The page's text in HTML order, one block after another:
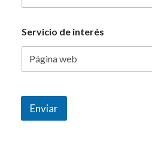
Servicio de interés
Enviar